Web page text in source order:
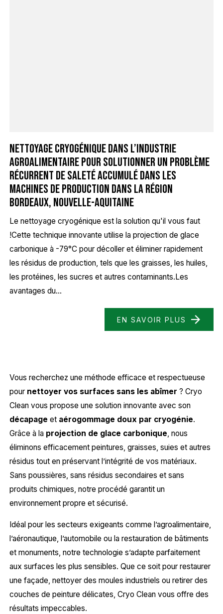
Nettoyage cryogénique dans l’industrie
agroalimentaire pour solutionner un problème
récurrent de saleté accumulé dans les
machines de production dans la région
Bordeaux, Nouvelle-Aquitaine
Le nettoyage cryogénique est la solution qu'il vous faut
!Cette technique innovante utilise la projection de glace
carbonique à -79°C pour décoller et éliminer rapidement
les résidus de production, tels que les graisses, les huiles,
les protéines, les sucres et autres contaminants.Les
avantages du...
EN SAVOIR PLUS
Vous recherchez une méthode efficace et respectueuse
pour nettoyer vos surfaces sans les abîmer ? Cryo
Clean vous propose une solution innovante avec son
décapage et aérogommage doux par cryogénie.
Grâce à la projection de glace carbonique, nous
éliminons efficacement peintures, graisses, suies et autres
résidus tout en préservant l’intégrité de vos matériaux.
Sans poussières, sans résidus secondaires et sans
produits chimiques, notre procédé garantit un
environnement propre et sécurisé.
Idéal pour les secteurs exigeants comme l’agroalimentaire,
l’aéronautique, l’automobile ou la restauration de bâtiments
et monuments, notre technologie s’adapte parfaitement
aux surfaces les plus sensibles. Que ce soit pour restaurer
une façade, nettoyer des moules industriels ou retirer des
couches de peinture délicates, Cryo Clean vous offre des
résultats impeccables.